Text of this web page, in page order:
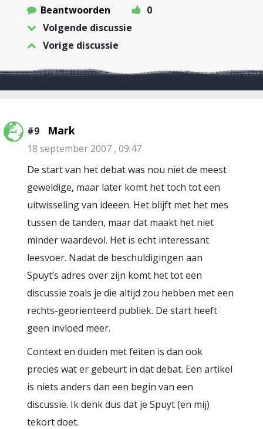
Beantwoorden
0
Volgende discussie
Vorige discussie
#9 Mark
18 september 2007 , 09:47
De start van het debat was nou niet de meest
geweldige, maar later komt het toch tot een
uitwisseling van ideeen. Het blijft met het mes
tussen de tanden, maar dat maakt het niet
minder waardevol. Het is echt interessant
leesvoer. Nadat de beschuldigingen aan
Spuyt’s adres over zijn komt het tot een
discussie zoals je die altijd zou hebben met een
rechts-georienteerd publiek. De start heeft
geen invloed meer.
Context en duiden met feiten is dan ook
precies wat er gebeurt in dat debat. Een artikel
is niets anders dan een begin van een
discussie. Ik denk dus dat je Spuyt (en mij)
tekort doet.